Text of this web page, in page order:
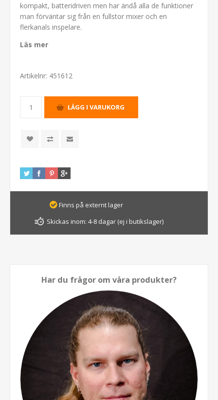
kompakt, batteridriven men har ändå alla de funktioner
man förväntar sig från en fullstor mixer och en
flerkanals inspelare.
Läs mer
Artikelnr: 451612
Finns på externt lager
Skickas inom: 4-8 dagar (ej i butikslager)
Har du frågor om våra produkter?